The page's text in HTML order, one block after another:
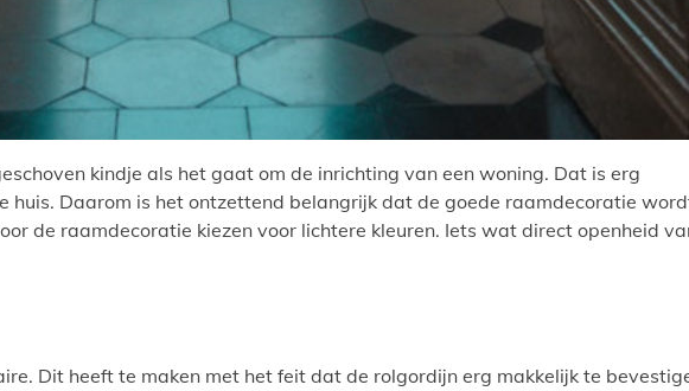
kindje als het gaat om de inrichting van een woning. Dat is erg
huis. Daarom is het ontzettend belangrijk dat de goede raamdecoratie
de raamdecoratie kiezen voor lichtere kleuren. Iets wat direct openheid
Dit heeft te maken met het feit dat de rolgordijn erg makkelijk te